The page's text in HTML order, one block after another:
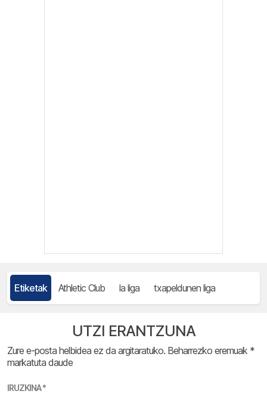
Etiketak Athletic Club la liga txapeldunen liga
UTZI ERANTZUNA
Zure e-posta helbidea ez da argitaratuko. Beharrezko eremuak *
markatuta daude
IRUZKINA*